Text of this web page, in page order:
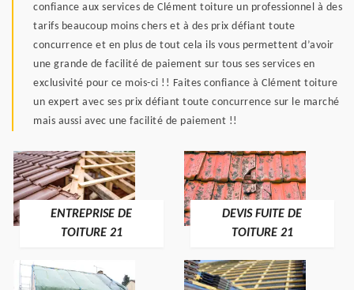
confiance aux services de Clément toiture un professionnel à des
tarifs beaucoup moins chers et à des prix défiant toute
concurrence et en plus de tout cela ils vous permettent d’avoir
une grande de facilité de paiement sur tous ses services en
exclusivité pour ce mois-ci !! Faites confiance à Clément toiture
un expert avec ses prix défiant toute concurrence sur le marché
mais aussi avec une facilité de paiement !!
ENTREPRISE DE
TOITURE 21
DEVIS FUITE DE
TOITURE 21